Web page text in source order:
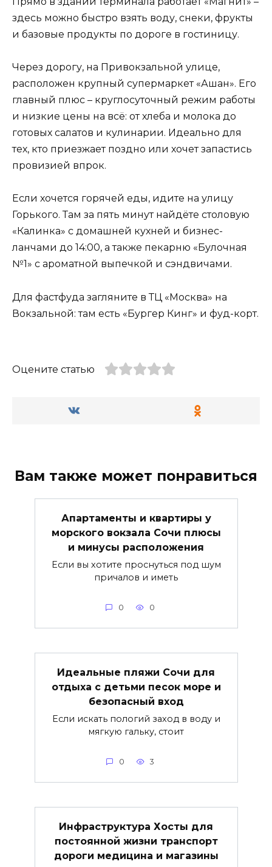
здесь можно быстро взять воду, снеки, фрукты
и базовые продукты по дороге в гостиницу.
Через дорогу, на Привокзальной улице,
расположен крупный супермаркет «Ашан». Его
главный плюс – круглосуточный режим работы
и низкие цены на всё: от хлеба и молока до
готовых салатов и кулинарии. Идеально для
тех, кто приезжает поздно или хочет запастись
провизией впрок.
Если хочется горячей еды, идите на улицу
Горького. Там за пять минут найдёте столовую
«Калинка» с домашней кухней и бизнес-
ланчами до 14:00, а также пекарню «Булочная
№1» с ароматной выпечкой и сэндвичами.
Для фастфуда загляните в ТЦ «Москва» на
Вокзальной: там есть «Бургер Кинг» и фуд-корт.
Оцените статью
Вам также может понравиться
Апартаменты и квартиры у
морского вокзала Сочи плюсы
и минусы расположения
Если вы хотите проснуться под шум
причалов и иметь
0 0
Идеальные пляжи Сочи для
отдыха с детьми песок море и
безопасный вход
Если искать пологий заход в воду и
мягкую гальку, стоит
0 3
Инфраструктура Хосты для
постоянной жизни транспорт
дороги медицина и магазины